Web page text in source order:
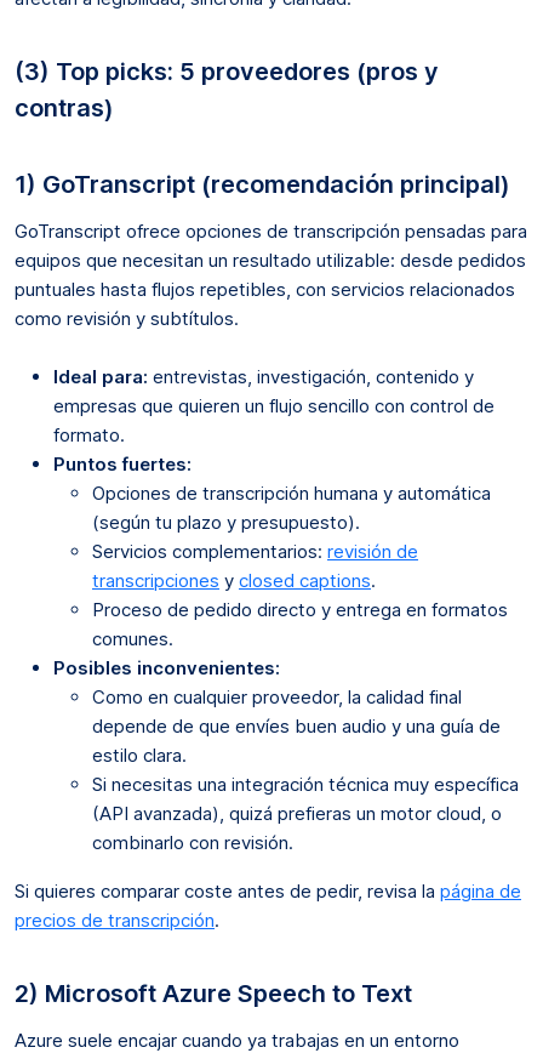
(3) Top picks: 5 proveedores (pros y
contras)
1) GoTranscript (recomendación principal)
GoTranscript ofrece opciones de transcripción pensadas para
equipos que necesitan un resultado utilizable: desde pedidos
puntuales hasta flujos repetibles, con servicios relacionados
como revisión y subtítulos.
Ideal para: entrevistas, investigación, contenido y
empresas que quieren un flujo sencillo con control de
formato.
Puntos fuertes:
Opciones de transcripción humana y automática
(según tu plazo y presupuesto).
Servicios complementarios: revisión de
transcripciones y closed captions.
Proceso de pedido directo y entrega en formatos
comunes.
Posibles inconvenientes:
Como en cualquier proveedor, la calidad final
depende de que envíes buen audio y una guía de
estilo clara.
Si necesitas una integración técnica muy específica
(API avanzada), quizá prefieras un motor cloud, o
combinarlo con revisión.
Si quieres comparar coste antes de pedir, revisa la página de
precios de transcripción.
2) Microsoft Azure Speech to Text
Azure suele encajar cuando ya trabajas en un entorno